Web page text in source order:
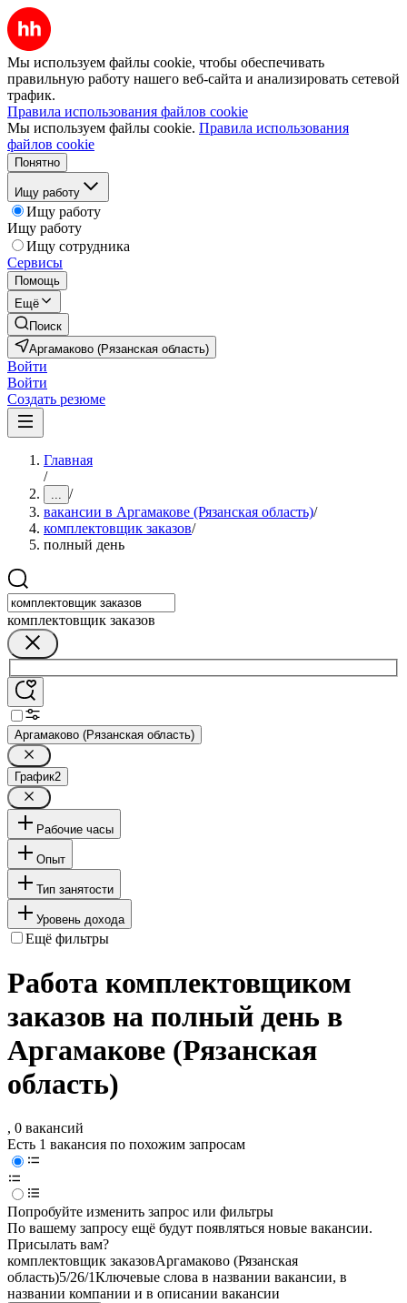
Мы используем файлы cookie, чтобы обеспечивать
правильную работу нашего веб-сайта и анализировать сетевой
трафик.
Правила использования файлов cookie
Мы используем файлы cookie. Правила использования
файлов cookie
Понятно
Ищу работу
Ищу работу
Ищу работу
Ищу сотрудника
Сервисы
Помощь
Ещё
Поиск
Аргамаково (Рязанская область)
Войти
Войти
Создать резюме
Главная
/
... /
вакансии в Аргамакове (Рязанская область)/
комплектовщик заказов/
полный день
комплектовщик заказов
Аргамаково (Рязанская область)
График2
Рабочие часы
Опыт
Тип занятости
Уровень дохода
Ещё фильтры
Работа комплектовщиком
заказов на полный день в
Аргамакове (Рязанская
область)
, 0 вакансий
Есть 1 вакансия по похожим запросам
Попробуйте изменить запрос или фильтры
По вашему запросу ещё будут появляться новые вакансии.
Присылать вам?
комплектовщик заказовАргамаково (Рязанская
область)5/26/1Ключевые слова в названии вакансии, в
названии компании и в описании вакансии